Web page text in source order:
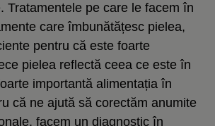
Tratamentele pe care le facem în
care îmbunătățesc pielea,
pentru că este foarte
pielea reflectă ceea ce este în
importantă alimentația în
că ne ajută să corectăm anumite
facem un diagnostic în